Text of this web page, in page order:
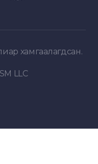
хамгаалагдсан.
LLC